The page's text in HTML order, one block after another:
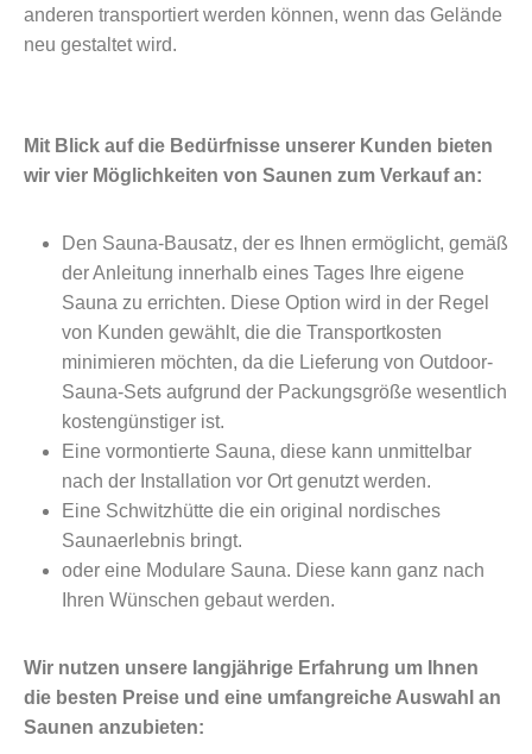
anderen transportiert werden können, wenn das Gelände
neu gestaltet wird.
Mit Blick auf die Bedürfnisse unserer Kunden bieten
wir vier Möglichkeiten von Saunen zum Verkauf an:
Den Sauna-Bausatz, der es Ihnen ermöglicht, gemäß
der Anleitung innerhalb eines Tages Ihre eigene
Sauna zu errichten. Diese Option wird in der Regel
von Kunden gewählt, die die Transportkosten
minimieren möchten, da die Lieferung von Outdoor-
Sauna-Sets aufgrund der Packungsgröße wesentlich
kostengünstiger ist.
Eine vormontierte Sauna, diese kann unmittelbar
nach der Installation vor Ort genutzt werden.
Eine Schwitzhütte die ein original nordisches
Saunaerlebnis bringt.
oder eine Modulare Sauna. Diese kann ganz nach
Ihren Wünschen gebaut werden.
Wir nutzen unsere langjährige Erfahrung um Ihnen
die besten Preise und eine umfangreiche Auswahl an
Saunen anzubieten: